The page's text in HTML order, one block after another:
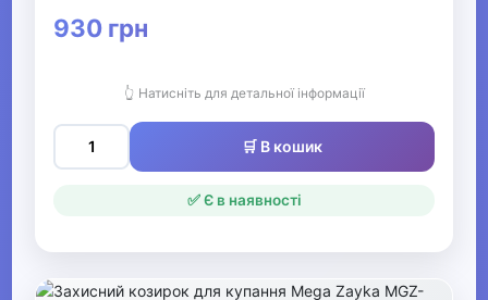
930 грн
👆 Натисніть для детальної інформації
🛒 В кошик
✅ Є в наявності